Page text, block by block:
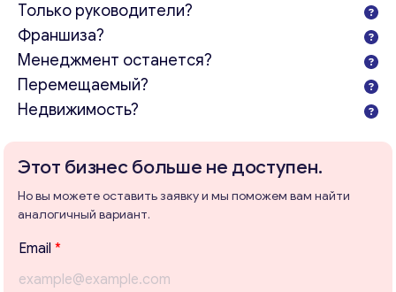
Только руководители?
Франшиза?
Менеджмент останется?
Перемещаемый?
Недвижимость?
Этот бизнес больше не доступен.
Но вы можете оставить заявку и мы поможем вам найти
аналогичный вариант.
Email *